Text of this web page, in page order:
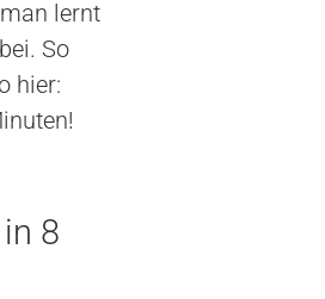
lernt
So
hier:
8